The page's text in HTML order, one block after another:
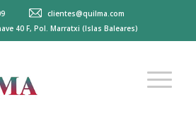
clientes@quilma.com
40 F, Pol. Marratxi (Islas Baleares)